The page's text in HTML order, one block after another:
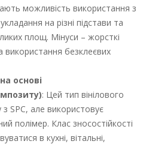
можливість використання з
на різні підстави та
площ. Мінуси – жорсткі
використання безклеєвих
основі
: Цей тип вінілового
SPC, але використовує
полімер. Клас зносостійкості
в кухні, вітальні,